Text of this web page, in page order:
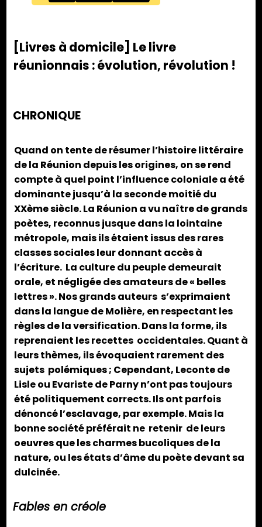
[Livres à domicile] Le livre
réunionnais : évolution, révolution !
CHRONIQUE
Quand on tente de résumer l’histoire littéraire
de la Réunion depuis les origines, on se rend
compte à quel point l’influence coloniale a été
dominante jusqu’à la seconde moitié du
XXème siècle. La Réunion a vu naître de grands
poètes, reconnus jusque dans la lointaine
métropole, mais ils étaient issus des rares
classes sociales leur donnant accès à
l’écriture. La culture du peuple demeurait
orale, et négligée des amateurs de « belles
lettres ». Nos grands auteurs s’exprimaient
dans la langue de Molière, en respectant les
règles de la versification. Dans la forme, ils
reprenaient les recettes occidentales. Quant à
leurs thèmes, ils évoquaient rarement des
sujets polémiques ; Cependant, Leconte de
Lisle ou Evariste de Parny n’ont pas toujours
été politiquement corrects. Ils ont parfois
dénoncé l’esclavage, par exemple. Mais la
bonne société préférait ne retenir de leurs
oeuvres que les charmes bucoliques de la
nature, ou les états d’âme du poète devant sa
dulcinée.
Fables en créole